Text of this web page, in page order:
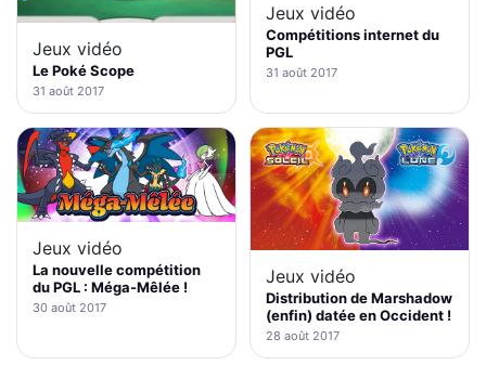
Jeux vidéo
Le Poké Scope
31 août 2017
Jeux vidéo
Compétitions internet du
PGL
31 août 2017
Jeux vidéo
La nouvelle compétition
du PGL : Méga-Mêlée !
30 août 2017
Jeux vidéo
Distribution de Marshadow
(enfin) datée en Occident !
28 août 2017